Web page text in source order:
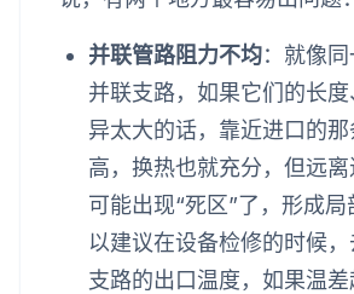
并联管路阻力不均：就像
并联支路，如果它们的长
异太大的话，靠近进口的
高，换热也就充分，但远
可能出现“死区”了，形成
以建议在设备检修的时候
支路的出口温度，如果温差